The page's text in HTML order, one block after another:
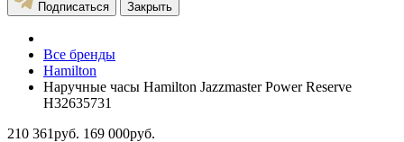
Подписаться Закрыть
Все бренды
Hamilton
Наручные часы Hamilton Jazzmaster Power Reserve
H32635731
210 361руб. 169 000руб.